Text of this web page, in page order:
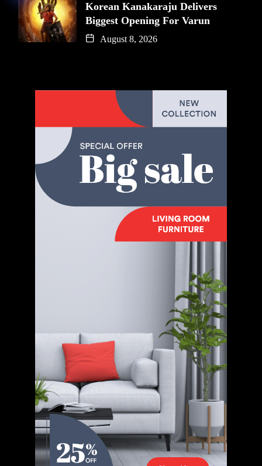
Korean Kanakaraju Delivers
Biggest Opening For Varun
August 8, 2026